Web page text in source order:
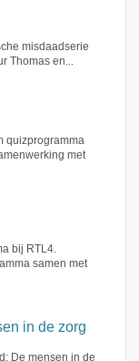
misdaadserie
Thomas en...
quizprogramma
met
bij RTL4.
samen met
in de zorg
De mensen in de